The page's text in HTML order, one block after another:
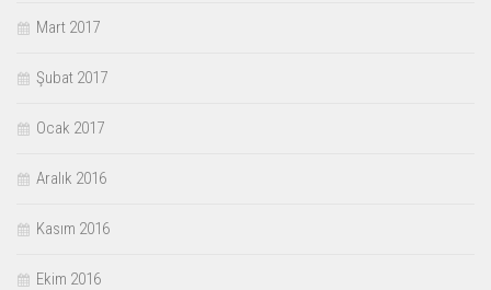
Mart 2017
Şubat 2017
Ocak 2017
Aralık 2016
Kasım 2016
Ekim 2016